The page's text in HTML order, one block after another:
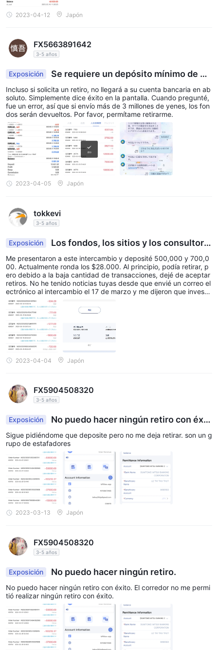
2023-04-12 Japón
FX5663891642
3-5 años
Exposición
Se requiere un depósito mínimo de 3
millones para el retiro. No tiene sentido.
Incluso si solicita un retiro, no llegará a su cuenta bancaria en ab
soluto. Simplemente dice éxito en la pantalla. Cuando pregunté,
fue un error, así que si envío más de 3 millones de yenes, los fon
dos serán devueltos. Por favor, permítame retirarme.
2023-04-05 Japón
tokkevi
3-5 años
Exposición
Los fondos, los sitios y los consultore
s se han ido
Me presentaron a este intercambio y deposité 500,000 y 700,0
00. Actualmente ronda los $28.000. Al principio, podía retirar, p
ero debido a la baja cantidad de transacciones, dejé de aceptar
retiros. No he tenido noticias tuyas desde que envié un correo el
ectrónico al intercambio el 17 de marzo y me dijeron que investi
garían e informarían.
2023-04-04 Japón
FX5904508320
3-5 años
Exposición
No puedo hacer ningún retiro con éxit
o.
Sigue pidiéndome que deposite pero no me deja retirar. son un g
rupo de estafadores
2023-03-13 Japón
FX5904508320
3-5 años
Exposición No puedo hacer ningún retiro.
No puedo hacer ningún retiro con éxito. El corredor no me permi
tió realizar ningún retiro con éxito.